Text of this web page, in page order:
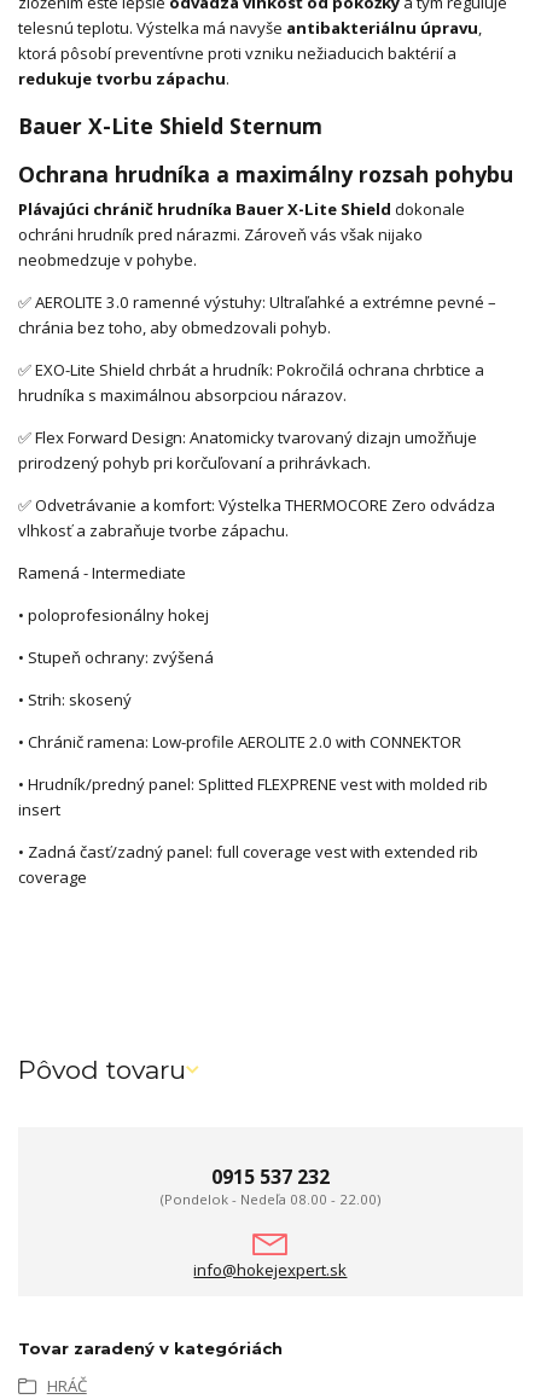
telesnú teplotu. Výstelka má navyše antibakteriálnu úpravu,
ktorá pôsobí preventívne proti vzniku nežiaducich baktérií a
redukuje tvorbu zápachu.
Bauer X-Lite Shield Sternum
Ochrana hrudníka a maximálny rozsah pohybu
Plávajúci chránič hrudníka Bauer X-Lite Shield dokonale
ochráni hrudník pred nárazmi. Zároveň vás však nijako
neobmedzuje v pohybe.
✅ AEROLITE 3.0 ramenné výstuhy: Ultraľahké a extrémne pevné –
chránia bez toho, aby obmedzovali pohyb.
✅ EXO-Lite Shield chrbát a hrudník: Pokročilá ochrana chrbtice a
hrudníka s maximálnou absorpciou nárazov.
✅ Flex Forward Design: Anatomicky tvarovaný dizajn umožňuje
prirodzený pohyb pri korčuľovaní a prihrávkach.
✅ Odvetrávanie a komfort: Výstelka THERMOCORE Zero odvádza
vlhkosť a zabraňuje tvorbe zápachu.
Ramená - Intermediate
• poloprofesionálny hokej
• Stupeň ochrany: zvýšená
• Strih: skosený
• Chránič ramena: Low-profile AEROLITE 2.0 with CONNEKTOR
• Hrudník/predný panel: Splitted FLEXPRENE vest with molded rib
insert
• Zadná časť/zadný panel: full coverage vest with extended rib
coverage
Pôvod tovaru
0915 537 232
(Pondelok - Nedeľa 08.00 - 22.00)
info@hokejexpert.sk
Tovar zaradený v kategóriách
HRÁČ